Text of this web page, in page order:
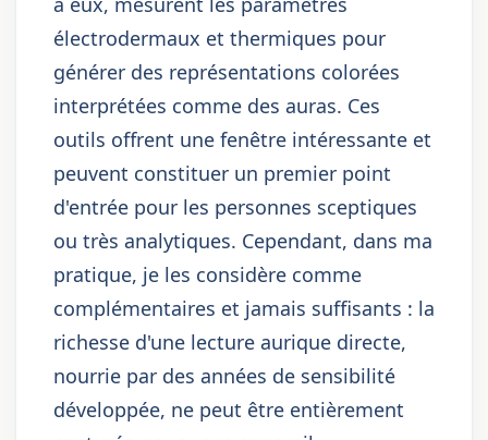
électrodermaux et thermiques pour
générer des représentations colorées
interprétées comme des auras. Ces
outils offrent une fenêtre intéressante et
peuvent constituer un premier point
d'entrée pour les personnes sceptiques
ou très analytiques. Cependant, dans ma
pratique, je les considère comme
complémentaires et jamais suffisants : la
richesse d'une lecture aurique directe,
nourrie par des années de sensibilité
développée, ne peut être entièrement